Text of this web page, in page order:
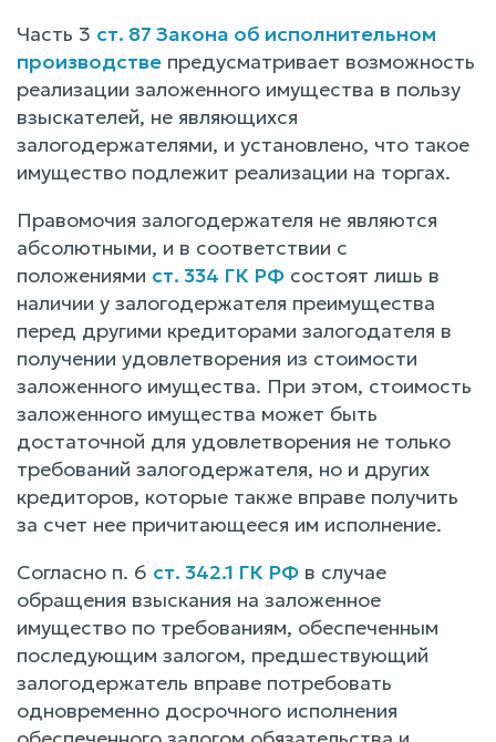
Часть 3 ст. 87 Закона об исполнительном
производстве предусматривает возможность
реализации заложенного имущества в пользу
взыскателей, не являющихся
залогодержателями, и установлено, что такое
имущество подлежит реализации на торгах.
Правомочия залогодержателя не являются
абсолютными, и в соответствии с
положениями ст. 334 ГК РФ состоят лишь в
наличии у залогодержателя преимущества
перед другими кредиторами залогодателя в
получении удовлетворения из стоимости
заложенного имущества. При этом, стоимость
заложенного имущества может быть
достаточной для удовлетворения не только
требований залогодержателя, но и других
кредиторов, которые также вправе получить
за счет нее причитающееся им исполнение.
Согласно п. 6 ст. 342.1 ГК РФ в случае
обращения взыскания на заложенное
имущество по требованиям, обеспеченным
последующим залогом, предшествующий
залогодержатель вправе потребовать
одновременно досрочного исполнения